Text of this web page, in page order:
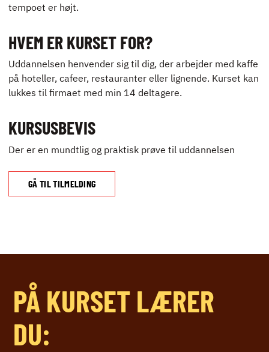
tempoet er højt.
HVEM ER KURSET FOR?
Uddannelsen henvender sig til dig, der arbejder med kaffe
på hoteller, cafeer, restauranter eller lignende. Kurset kan
lukkes til firmaet med min 14 deltagere.
KURSUSBEVIS
Der er en mundtlig og praktisk prøve til uddannelsen
GÅ TIL TILMELDING
PÅ KURSET LÆRER
DU: